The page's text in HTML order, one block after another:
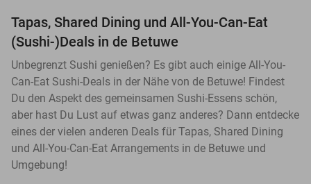
Tapas, Shared Dining und All-You-Can-Eat
(Sushi-)Deals in de Betuwe
Unbegrenzt Sushi genießen? Es gibt auch einige All-You-
Can-Eat Sushi-Deals in der Nähe von de Betuwe! Findest
Du den Aspekt des gemeinsamen Sushi-Essens schön,
aber hast Du Lust auf etwas ganz anderes? Dann entdecke
eines der vielen anderen Deals für Tapas, Shared Dining
und All-You-Can-Eat Arrangements in de Betuwe und
Umgebung!